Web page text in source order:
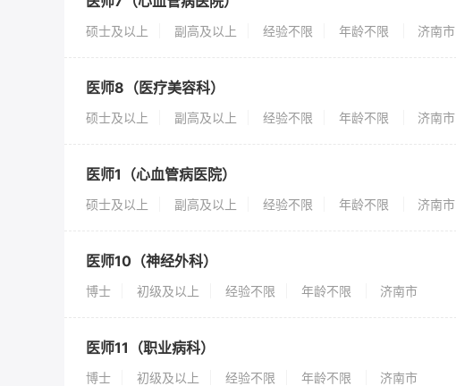
硕士及以上 副高及以上 经验不限 年龄不限 济南市
医师8（医疗美容科）
硕士及以上 副高及以上 经验不限 年龄不限 济南市
医师1（心血管病医院）
硕士及以上 副高及以上 经验不限 年龄不限 济南市
医师10（神经外科）
博士 初级及以上 经验不限 年龄不限 济南市
医师11（职业病科）
博士 初级及以上 经验不限 年龄不限 济南市